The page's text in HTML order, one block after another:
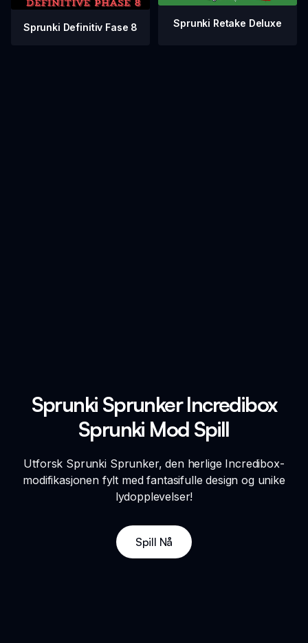
Sprunki Definitiv Fase 8 Sprunki Retake Deluxe
Sprunki Sprunker Incredibox
Sprunki Mod Spill
Utforsk Sprunki Sprunker, den herlige Incredibox-
modifikasjonen fylt med fantasifulle design og unike
lydopplevelser!
Spill Nå